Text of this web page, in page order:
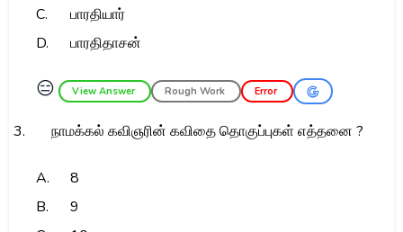
C.
பாரதியார்
D.
பாரதிதாசன்
😑 View Answer Rough Work Error
3. நாமக்கல் கவிஞரின் கவிதை தொகுப்புகள் எத்தனை ?
A.
8
B.
9